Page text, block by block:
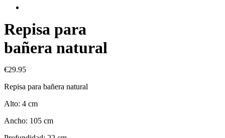
Repisa para
bañera natural
€29.95
Repisa para bañera natural
Alto: 4 cm
Ancho: 105 cm